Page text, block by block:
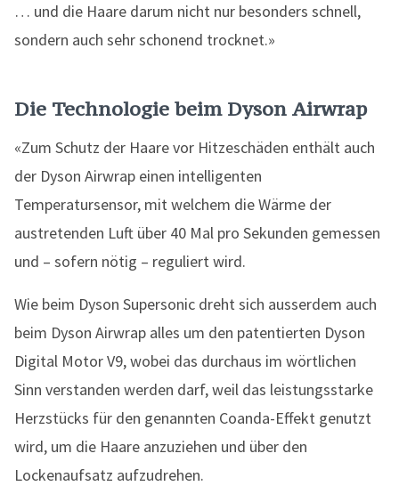
… und die Haare darum nicht nur besonders schnell,
sondern auch sehr schonend trocknet.»
Die Technologie beim Dyson Airwrap
«Zum Schutz der Haare vor Hitzeschäden enthält auch
der Dyson Airwrap einen intelligenten
Temperatursensor, mit welchem die Wärme der
austretenden Luft über 40 Mal pro Sekunden gemessen
und – sofern nötig – reguliert wird.
Wie beim Dyson Supersonic dreht sich ausserdem auch
beim Dyson Airwrap alles um den patentierten Dyson
Digital Motor V9, wobei das durchaus im wörtlichen
Sinn verstanden werden darf, weil das leistungsstarke
Herzstücks für den genannten Coanda-Effekt genutzt
wird, um die Haare anzuziehen und über den
Lockenaufsatz aufzudrehen.